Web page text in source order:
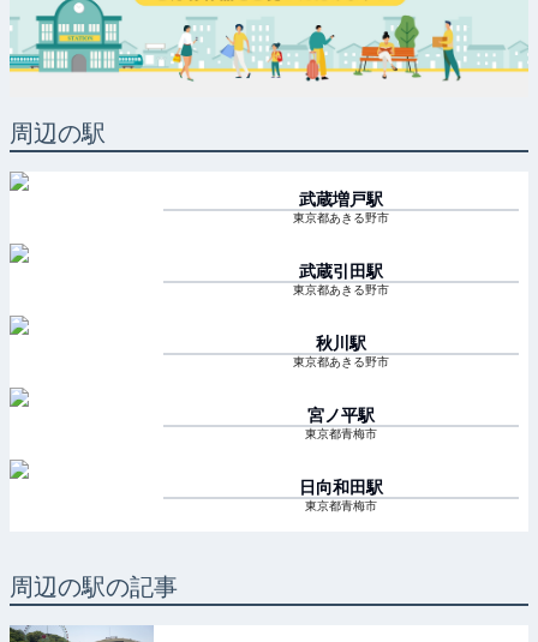
周辺の駅
武蔵増戸駅
東京都あきる野市
武蔵引田駅
東京都あきる野市
秋川 駅
東京都あきる野市
宮ノ平駅
東京都青梅市
日向和田駅
東京都青梅市
周辺の駅の記事